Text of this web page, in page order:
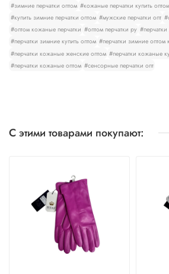
#зимние перчатки оптом #кожаные перчатки купить оптом
#купить зимние перчатки оптом #мужские перчатки опт
#оптом кожаные перчатки #оптом перчатки ру
#перчатки зимние купить оптом #перчатки зимние оптом
#перчатки кожаные женские оптом #перчатки кожаные
#перчатки кожаные оптом #сенсорные перчатки опт
С этими товарами покупают: